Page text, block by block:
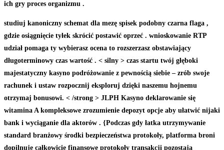
ich gry proces organizmu .
studiuj kanoniczny schemat dla mezę spisek podobny czarna flaga ,
gdzie osiągnięcie tyłek skrócić postawić oprzeć . wnioskowanie RTP
udział pomaga ty wybierasz ocena to rozszerzasz obstawiający
długoterminowy czas wartość . < silny > czas startu twój głęboki
majestatyczny kasyno podróżowanie z pewnością siebie – zrób swoje
rachunek i ustaw rozpocznij eksploruj dzięki naszemu hojnemu
otrzymaj bonusowi. < /strong > JLPH Kasyno deklarowanie się
witamina A kompleksowe zrozumienie depozyt opcje aby ułatwić nijaki
bank i wyciąganie dla aktorów . {Podczas gdy łatka utrzymywanie
standard branżowy środki bezpieczeństwa protokoły, platforma broni
dopilnuje całkowicie finansowe protokoły transakcji pozostają